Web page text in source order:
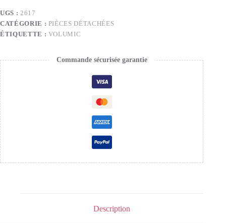
UGS : 2617
CATÉGORIE : PIÈCES DÉTACHÉES
ÉTIQUETTE : VOLUMIC
Commande sécurisée garantie
Description